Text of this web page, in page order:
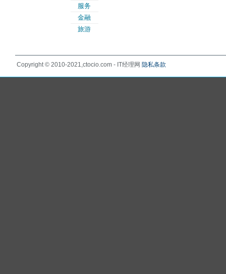
服务
金融
旅游
Copyright © 2010-2021,ctocio.com - IT经理网 隐私条款